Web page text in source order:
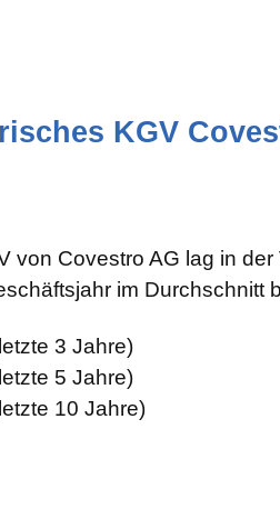
KGV
von Covestro AG lag in
im Durchschnitt
3 Jahre)
5 Jahre)
10 Jahre)